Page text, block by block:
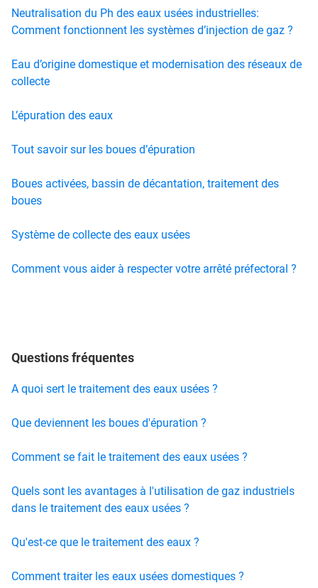
Neutralisation du Ph des eaux usées industrielles:
Comment fonctionnent les systèmes d’injection de gaz ?
Eau d’origine domestique et modernisation des réseaux de
collecte
L’épuration des eaux
Tout savoir sur les boues d’épuration
Boues activées, bassin de décantation, traitement des
boues
Système de collecte des eaux usées
Comment vous aider à respecter votre arrêté préfectoral ?
Questions fréquentes
A quoi sert le traitement des eaux usées ?
Que deviennent les boues d'épuration ?
Comment se fait le traitement des eaux usées ?
Quels sont les avantages à l'utilisation de gaz industriels
dans le traitement des eaux usées ?
Qu'est-ce que le traitement des eaux ?
Comment traiter les eaux usées domestiques ?